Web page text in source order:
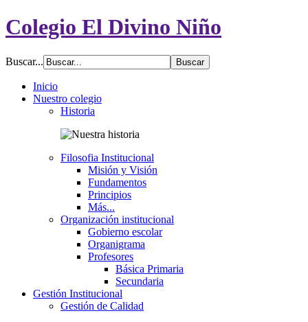
Colegio El Divino Niño
Buscar...
Inicio
Nuestro colegio
Historia
Filosofia Institucional
Misión y Visión
Fundamentos
Principios
Más...
Organización institucional
Gobierno escolar
Organigrama
Profesores
Básica Primaria
Secundaria
Gestión Institucional
Gestión de Calidad